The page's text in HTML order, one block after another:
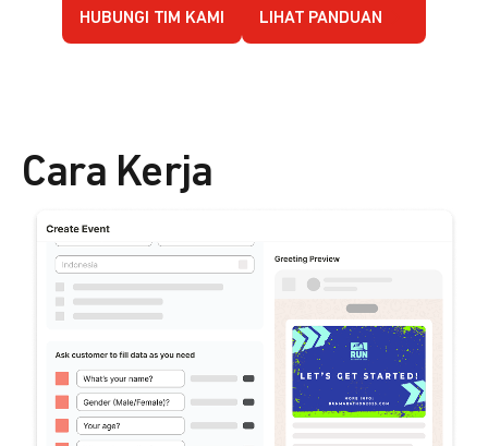
HUBUNGI TIM KAMI LIHAT PANDUAN
Cara Kerja